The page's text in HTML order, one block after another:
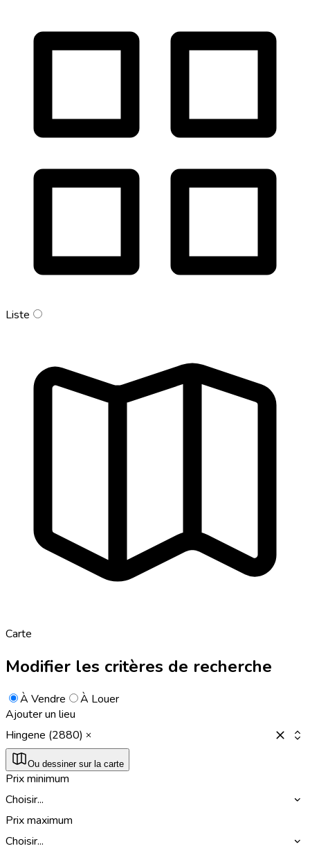
Liste
Carte
Modifier les critères de recherche
À Vendre
À Louer
Ajouter un lieu
Hingene (2880)
Ou dessiner sur la carte
Prix minimum
Choisir...
Prix maximum
Choisir...